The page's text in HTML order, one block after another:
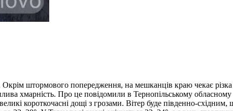
Окрім штормового попередження, на мешканців краю чекає
хмарність. Про це повідомили в Тернопільському
короткочасні дощі з грозами. Вітер буде південно-